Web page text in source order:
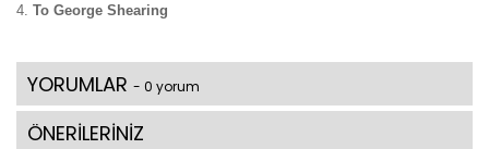
To George Shearing
YORUMLAR - 0 yorum
ÖNERİLERİNİZ